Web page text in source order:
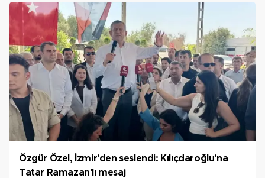
Özgür Özel, İzmir'den seslendi: Kılıçdaroğlu'na
Tatar Ramazan'lı mesaj